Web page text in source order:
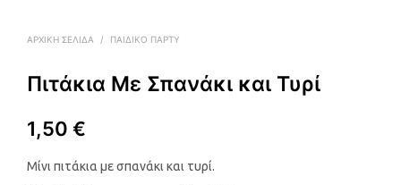
ΑΡΧΙΚΉ ΣΕΛΊΔΑ / ΠΑΙΔΙΚΟ ΠΑΡΤΥ
Πιτάκια Με Σπανάκι και Τυρί
1,50 €
Μίνι πιτάκια με σπανάκι και τυρί.